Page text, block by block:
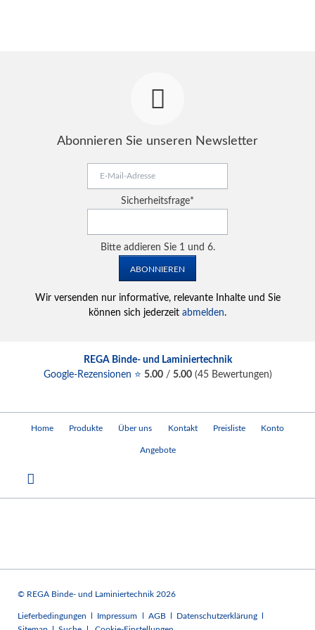
Abonnieren Sie unseren Newsletter
Adresse
Pflichtfeld
Sicherheitsfrage*
Bitte addieren Sie 1 und 6.
ABONNIEREN
Wir versenden nur informative, relevante Inhalte und Sie
können sich jederzeit abmelden.
Home Produkte Über uns Kontakt Preisliste Konto
Angebote
REGA Binde- und Laminiertechnik
Google-Rezensionen ⭐ 5.00/ 5.00(45Bewertungen)
© REGA Binde- und Laminiertechnik 2026
Navigation
Lieferbedingungen Impressum AGB
Datenschutzerklärung